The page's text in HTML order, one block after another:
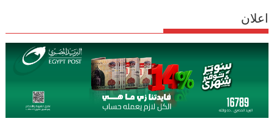
اعلان